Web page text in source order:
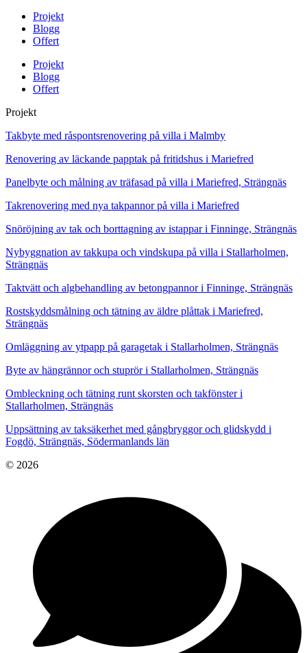
Projekt
Blogg
Offert
Projekt
Blogg
Offert
Projekt
Takbyte med råspontsrenovering på villa i Malmby
Renovering av läckande papptak på fritidshus i Mariefred
Panelbyte och målning av träfasad på villa i Mariefred, Strängnäs
Takrenovering med nya takpannor på villa i Mariefred
Snöröjning av tak och borttagning av istappar i Finninge, Strängnäs
Nybyggnation av takkupa och vindskupa på villa i Stallarholmen,
Strängnäs
Taktvätt och algbehandling av betongpannor i Finninge, Strängnäs
Rostskyddsmålning och tätning av äldre plåttak i Mariefred,
Strängnäs
Omläggning av ytpapp på garagetak i Stallarholmen, Strängnäs
Byte av hängrännor och stuprör i Stallarholmen, Strängnäs
Ombleckning och tätning runt skorsten och takfönster i
Stallarholmen, Strängnäs
Uppsättning av taksäkerhet med gångbryggor och glidskydd i
Fogdö, Strängnäs, Södermanlands län
© 2026